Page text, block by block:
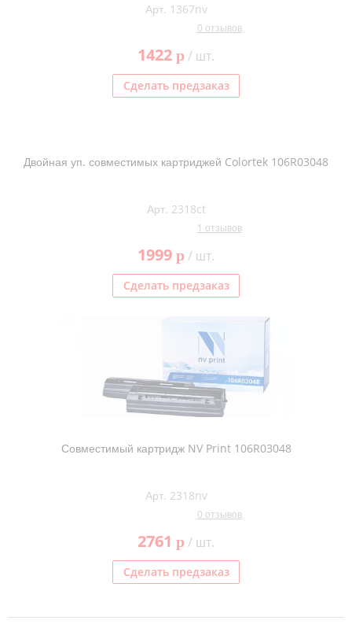
Арт. 1367nv
0 отзывов
1422 p/ шт.
Сделать предзаказ
Двойная уп. совместимых картриджей Colortek 106R03048
Арт. 2318ct
1 отзывов
1999 p/ шт.
Сделать предзаказ
Совместимый картридж NV Print 106R03048
Арт. 2318nv
0 отзывов
2761 p/ шт.
Сделать предзаказ